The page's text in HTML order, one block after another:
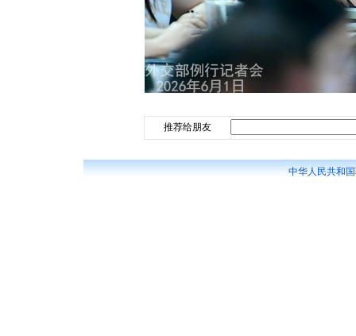
推荐给朋友
中华人民共和